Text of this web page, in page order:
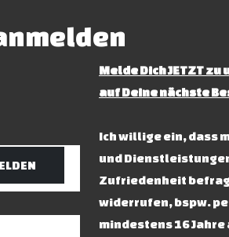
Melde Dich JETZT
auf Deine nächste
Ich willige ein, dass
und
Zufriedenheit
widerrufen, bspw.
mindestens 16